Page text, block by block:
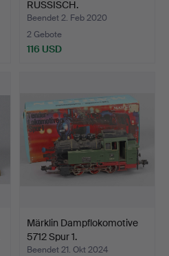
RUSSISCH.
Beendet 2. Feb 2020
2 Gebote
116 USD
Märklin Dampflokomotive
5712 Spur 1.
Beendet 21. Okt 2024